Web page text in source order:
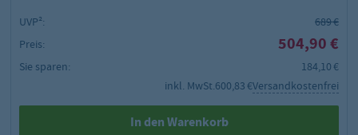
UVP²:
689 €
Preis:
504,90 €
Sie sparen:
184,10 €
inkl. MwSt.600,83 €Versandkostenfrei
In den Warenkorb